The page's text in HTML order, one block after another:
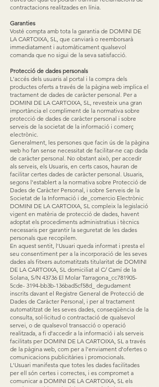
contractacions realitzades en línia.
Garanties
Vosté compta amb tota la garantia de DOMINI DE
LA CARTOIXA, SL, que canviarà o reemborsarà
immediatament i automàticament qualsevol
comanda que no sigui de la seva satisfacció.
Protecció de dades personals
L'accés dels usuaris al portal i la compra dels
productes oferts a través de la pàgina web implica el
tractament de dades de caràcter personal. Per a
DOMINI DE LA CARTOIXA, SL, revesteix una gran
importància el compliment de la normativa sobre
protecció de dades de caràcter personal i sobre
serveis de la societat de la informació i comerç
electrònic.
Generalment, les persones que facin ús de la pàgina
web ho fan sense necessitat de facilitar-ne cap dada
de caràcter personal. No obstant això, per accedir
als serveis, els Usuaris, en certs casos, hauran de
facilitar certes dades de caràcter personal. Usuaris,
segons l'establert a la normativa sobre Protecció de
Dades de Caràcter Personal, i sobre Serveis de la
Societat de la Informació i de_comercio Electrònic
DOMINI DE LA CARTOIXA, SL compleix la legislació
vigent en matèria de protecció de dades, havent
adoptat els procediments administratius i tècnics
necessaris per garantir la seguretat de les dades
personals que recopilem.
En aquest sentit, l'Usuari queda informat i presta el
seu consentiment per a la incorporació de les seves
dades als fitxers automatitzats titularitat de DOMINI
DE LA CARTOIXA, SL domiciliat al C/ Camí de la
Solana, S/N 43736 El Molar Tarragona_cc781905-
5cde- 3194-bb3b-136bad5cf58d_ degudament
inscrits davant el Registre General de Protecció de
Dades de Caràcter Personal, i per al tractament
automatitzat de les seves dades, conseqüència de la
consulta, sol·licitud o contractació de qualsevol
servei, o de qualsevol transacció o operació
realitzada, a fi d'accedir a la informació i als serveis
facilitats per DOMINI DE LA CARTOIXA, SL a través
de la pàgina web, com per a l'enviament d'ofertes o
comunicacions publicitàries i promocionals.
L'Usuari manifesta que totes les dades facilitades
per ell són certes i correctes, i es compromet a
comunicar a DOMINI DE LA CARTOIXA, SL els